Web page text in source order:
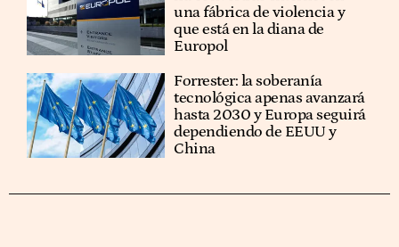
una fábrica de violencia y
que está en la diana de
Europol
Forrester: la soberanía
tecnológica apenas avanzará
hasta 2030 y Europa seguirá
dependiendo de EEUU y
China